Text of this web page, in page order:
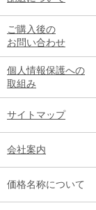
ご購入後の
お問い合わせ
個人情報保護への
取組み
サイトマップ
会社案内
価格名称について